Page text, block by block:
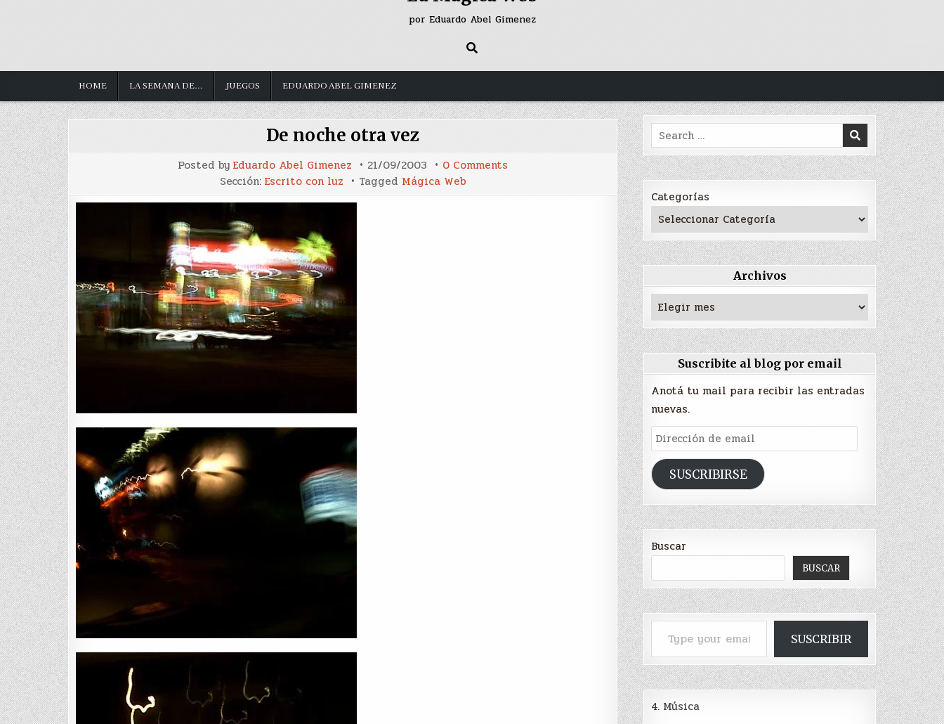
por Eduardo Abel Gimenez
HOME LA SEMANA DE… JUEGOS EDUARDO ABEL GIMENEZ
De noche otra vez
Posted by Eduardo Abel Gimenez 21/09/2003 0 Comments
otra
Sección: Escrito con luz Tagged Mágica Web
Search
for:
Categorías
Archivos
Archivos
Suscribite al blog por email
Anotá tu mail para recibir las entradas
nuevas.
Dirección
de
emailSUSCRIBIRSE
Buscar
BUSCAR
Type your email…
SUSCRIBIR
4. Música